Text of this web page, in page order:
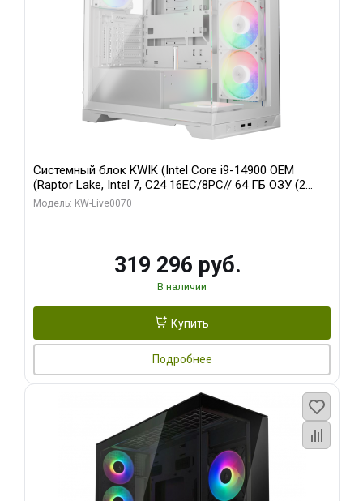
Системный блок KWIK (Intel Core i9-14900 OEM
(Raptor Lake, Intel 7, C24 16EC/8PC// 64 ГБ ОЗУ (2
модуля)/ Gigabyte RTX5080 XTREME WATERFORCE
Модель: KW-Live0070
319 296 руб.
В наличии
Купить
Подробнее